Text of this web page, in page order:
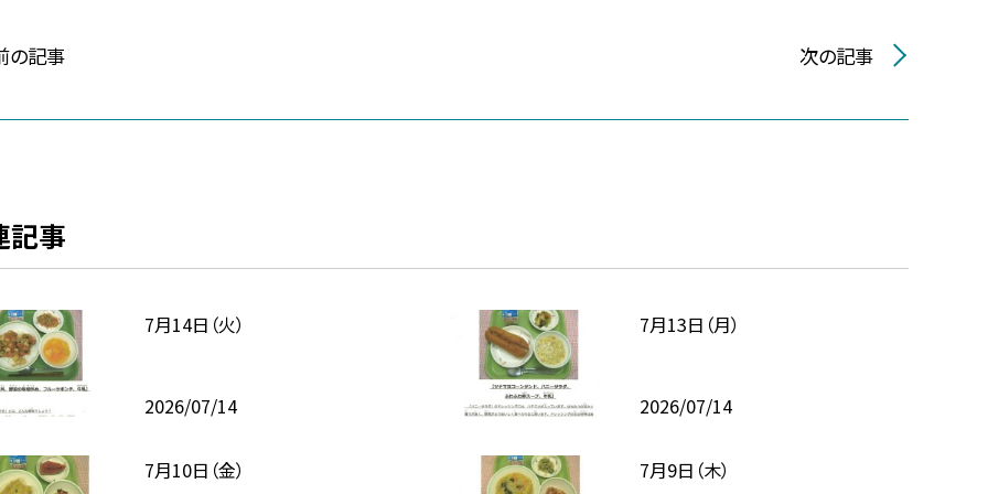
の記事 次の記事
記事
7月14日（火）
2026/07/14
7月13日（月）
2026/07/14
7月10日（金） 7月9日（木）